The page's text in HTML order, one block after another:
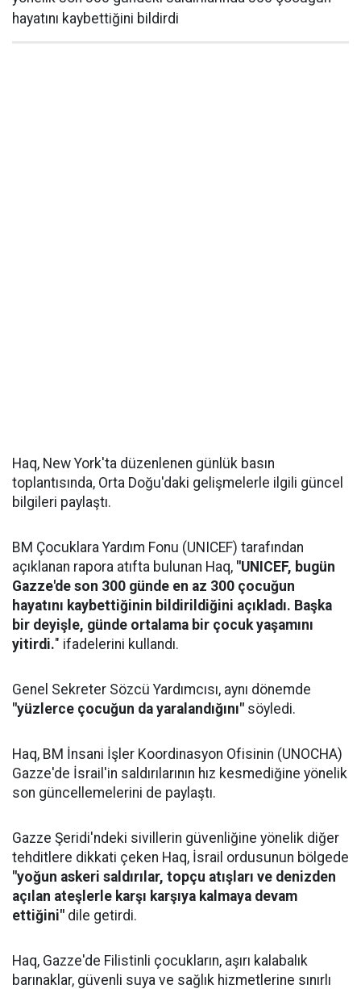
hayatını kaybettiğini bildirdi
Haq, New York'ta düzenlenen günlük basın
toplantısında, Orta Doğu'daki gelişmelerle ilgili güncel
bilgileri paylaştı.
BM Çocuklara Yardım Fonu (UNICEF) tarafından
açıklanan rapora atıfta bulunan Haq, "UNICEF, bugün
Gazze'de son 300 günde en az 300 çocuğun
hayatını kaybettiğinin bildirildiğini açıkladı. Başka
bir deyişle, günde ortalama bir çocuk yaşamını
yitirdi." ifadelerini kullandı.
Genel Sekreter Sözcü Yardımcısı, aynı dönemde
"yüzlerce çocuğun da yaralandığını" söyledi.
Haq, BM İnsani İşler Koordinasyon Ofisinin (UNOCHA)
Gazze'de İsrail'in saldırılarının hız kesmediğine yönelik
son güncellemelerini de paylaştı.
Gazze Şeridi'ndeki sivillerin güvenliğine yönelik diğer
tehditlere dikkati çeken Haq, İsrail ordusunun bölgede
"yoğun askeri saldırılar, topçu atışları ve denizden
açılan ateşlerle karşı karşıya kalmaya devam
ettiğini" dile getirdi.
Haq, Gazze'de Filistinli çocukların, aşırı kalabalık
barınaklar, güvenli suya ve sağlık hizmetlerine sınırlı